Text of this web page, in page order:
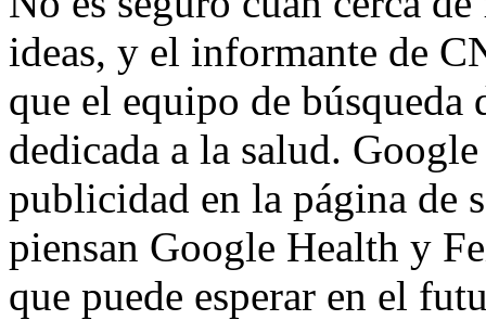
ideas, y el informante de
que el equipo de
dedicada a la salud.
publicidad en la página de
piensan Google Health y
que puede esperar en el